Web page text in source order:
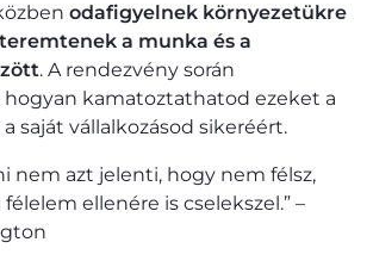
odafigyelnek környezetükre
a munka és a
. A rendezvény során
kamatoztathatod ezeket a
saját vállalkozásod sikeréért.
nem azt jelenti, hogy nem félsz,
ellenére is cselekszel.” –